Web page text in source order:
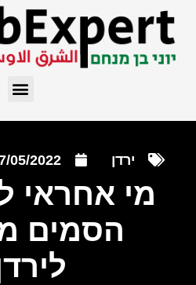
ירדן 05/2022
מי אחראי
הסמים